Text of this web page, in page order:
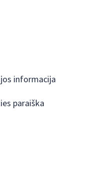
informacija
paraiška